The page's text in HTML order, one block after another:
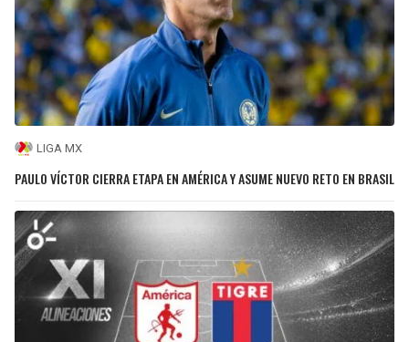
LIGA MX
PAULO VÍCTOR CIERRA ETAPA EN AMÉRICA Y ASUME NUEVO RETO EN BRASIL